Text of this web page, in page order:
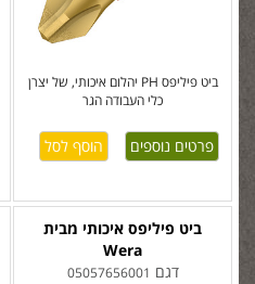
ביט פיליפס PH יהלום איכותי, של יצרן
כלי העבודה הגר
פרטים נוספים
ביט פיליפס איכותי מבית
Wera
דגם 05057656001